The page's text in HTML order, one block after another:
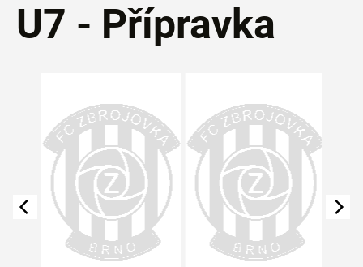
U7 - Přípravka